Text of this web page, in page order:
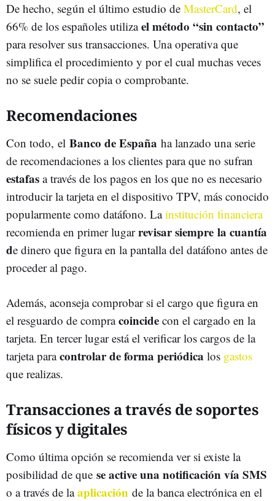
De hecho, según el último estudio de MasterCard, el
66% de los españoles utilizael método “sin contacto”
para resolver sus transacciones. Una operativa que
simplifica el procedimiento y por el cual muchas veces
no se suele pedir copia o comprobante.
Recomendaciones
Con todo, el Banco de España ha lanzado una serie
de recomendaciones a los clientes para que no sufran
estafas a través de los pagos en los que no es necesario
introducir la tarjeta en el dispositivo TPV, más conocido
popularmente como datáfono. Lainstitución financiera
recomienda en primer lugarrevisar siempre la cuantía
de dinero que figura en la pantalla del datáfono antes de
proceder al pago.
Además, aconseja comprobar si el cargo que figura en
el resguardo de compracoincide con el cargado en la
tarjeta. En tercer lugar está el verificar los cargos de la
tarjeta paracontrolar de forma periódica los gastos
que realizas.
Transacciones a través de soportes
físicos y digitales
Como última opción se recomienda ver si existe la
posibilidad de que se active una notificación vía SMS
o a través de la aplicación de la banca electrónica en el